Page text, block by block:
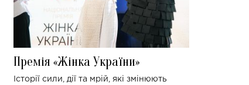
Премія «Жінка України»
Історії сили, дії та мрій, які змінюють